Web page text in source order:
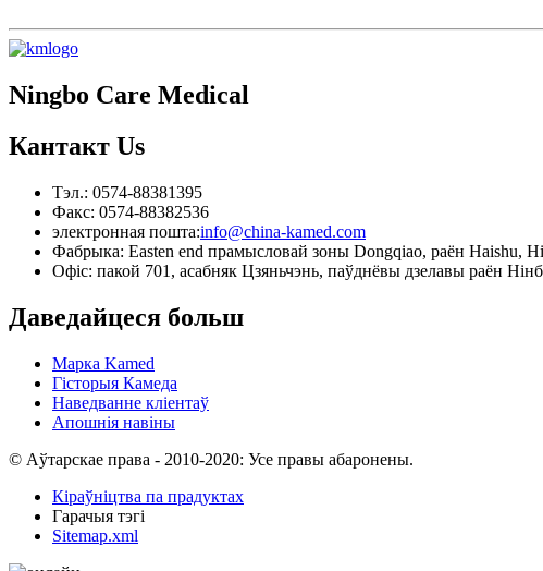
Ningbo Care Medical
Кантакт Us
Тэл.: 0574-88381395
Факс: 0574-88382536
электронная пошта:info@china-kamed.com
Фабрыка: Easten end прамысловай зоны Dongqiao, раён Haishu,
Офіс: пакой 701, асабняк Цзяньчэнь, паўднёвы дзелавы раён
Даведайцеся больш
Марка Kamed
Гісторыя Камеда
Наведванне кліентаў
Апошнія навіны
© Аўтарскае права - 2010-2020: Усе правы абаронены.
Кіраўніцтва па прадуктах
Гарачыя тэгі
Sitemap.xml